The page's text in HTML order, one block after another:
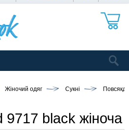
Жіночий одяг Сукні
9717 black жіноча